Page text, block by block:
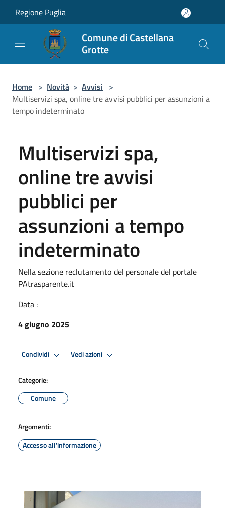
Regione Puglia
Comune di Castellana
Grotte
Home > Novità > Avvisi >
Multiservizi spa, online tre avvisi pubblici per assunzioni a
tempo indeterminato
Multiservizi spa,
online tre avvisi
pubblici per
assunzioni a tempo
indeterminato
Nella sezione reclutamento del personale del portale
PAtrasparente.it
Data :
4 giugno 2025
Condividi Vedi azioni
Categorie:
Comune
Argomenti:
Accesso all'informazione